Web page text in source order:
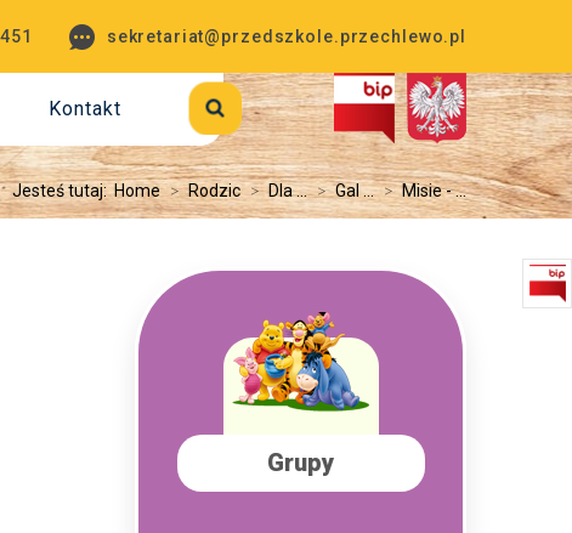
sekretariat@przedszkole.przechlewo.pl
Kontakt
Jesteś tutaj:Home > Rodzic > Dla ... > Gal ... > Misie - ...
Grupy